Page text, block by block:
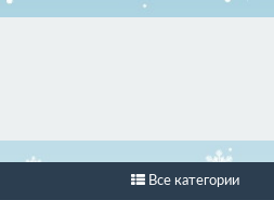
Все категории